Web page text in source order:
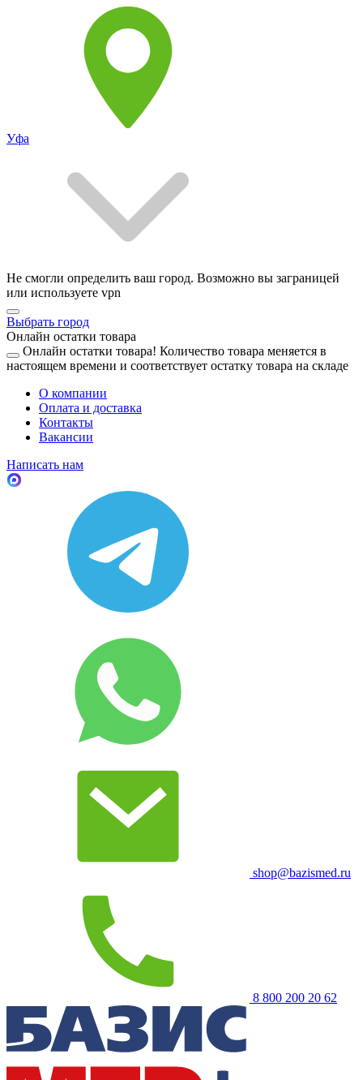
Уфа
Не смогли определить ваш город. Возможно вы заграницей
или используете vpn
Выбрать город
Онлайн остатки товара
Онлайн остатки товара! Количество товара меняется в
настоящем времени и соответствует остатку товара на складе
О компании
Оплата и доставка
Контакты
Вакансии
Написать нам
shop@bazismed.ru
8 800 200 20 62